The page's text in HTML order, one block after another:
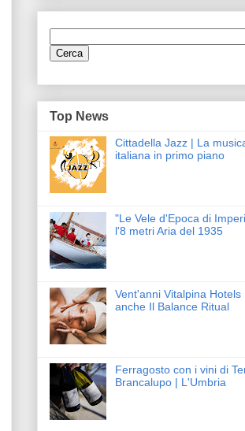
Top News
Cittadella Jazz | La
italiana in primo piano
"Le Vele d'Epoca di
l'8 metri Aria del 1935
Vent'anni Vitalpina Hotels
anche Il Balance Ritual
Ferragosto con i vini di
Brancalupo | L'Umbria